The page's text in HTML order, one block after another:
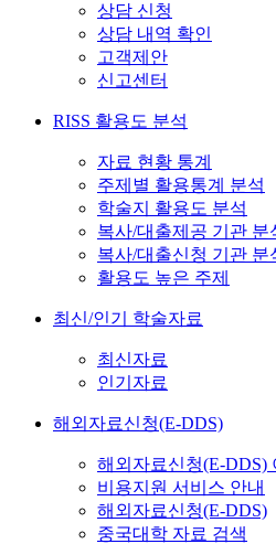
상담 신청
상담 내역 확인
고객제안
신고센터
RISS 활용도 분석
자료 현황 통계
주제별 활용통계 분석
학술지 활용도 분석
복사/대출제공 기관 분
복사/대출신청 기관 분
활용도 높은 주제
최신/인기 학술자료
최신자료
인기자료
해외자료신청(E-DDS)
해외자료신청(E-DDS)
비용지원 서비스 안내
해외자료신청(E-DDS)
중국대학 자료 검색